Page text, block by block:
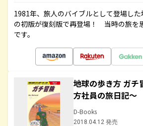
1981年、旅人のバイブルとして登場し
の初版が復刻版で再登場！ 当時の旅を
です。
地球の歩き方 ガチ
方社員の旅日記～
D-Books
2018.04.12 発売